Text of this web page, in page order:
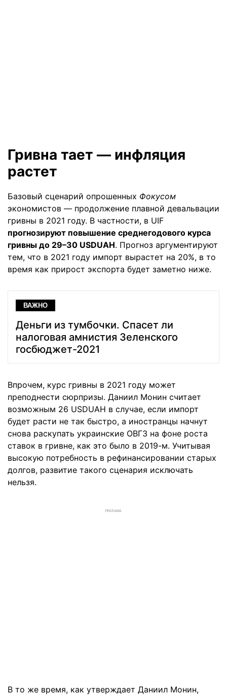
Гривна тает — инфляция
растет
Базовый сценарий опрошенных Фокусом
экономистов — продолжение плавной девальвации
гривны в 2021 году. В частности, в UIF
прогнозируют повышение среднегодового курса
гривны до 29–30 USDUAH. Прогноз аргументируют
тем, что в 2021 году импорт вырастет на 20%, в то
время как прирост экспорта будет заметно ниже.
ВАЖНО
Деньги из тумбочки. Спасет ли
налоговая амнистия Зеленского
госбюджет-2021
Впрочем, курс гривны в 2021 году может
преподнести сюрпризы. Даниил Монин считает
возможным 26 USDUAH в случае, если импорт
будет расти не так быстро, а иностранцы начнут
снова раскупать украинские ОВГЗ на фоне роста
ставок в гривне, как это было в 2019-м. Учитывая
высокую потребность в рефинансировании старых
долгов, развитие такого сценария исключать
нельзя.
РЕКЛАМА
В то же время, как утверждает Даниил Монин,